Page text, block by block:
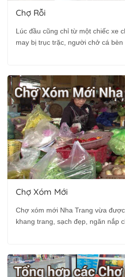
Chợ Rỗi
Lúc đầu cũng chỉ từ một chiếc xe
may bị trục trặc, người chở cá bèn
Chợ Xóm Mới
Chợ xóm mới Nha Trang vừa
khang trang, sạch đẹp, ngăn nắp